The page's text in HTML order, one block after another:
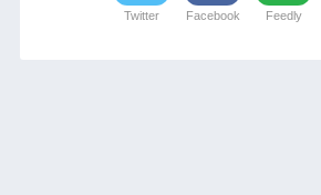
Twitter Facebook Feedly